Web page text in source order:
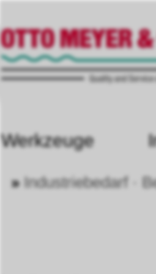
Werkzeuge
» Industriebedarf ·